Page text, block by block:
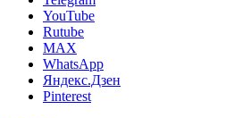
YouTube
Rutube
MAX
WhatsApp
Яндекс.Дзен
Pinterest